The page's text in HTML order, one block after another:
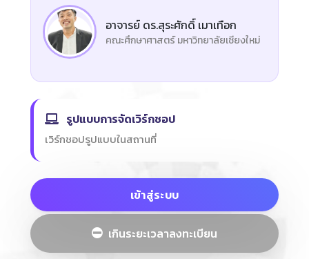
อาจารย์ ดร.สุระศักดิ์ เมาเทือก
คณะศึกษาศาสตร์ มหาวิทยาลัยเชียงใหม่
รูปแบบการจัดเวิร์กชอป
เวิร์กชอปรูปแบบในสถานที่
เข้าสู่ระบบ
เกินระยะเวลาลงทะเบียน